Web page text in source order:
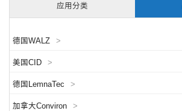
应用分类
德国WALZ >
美国CID >
德国LemnaTec >
加拿大Conviron >